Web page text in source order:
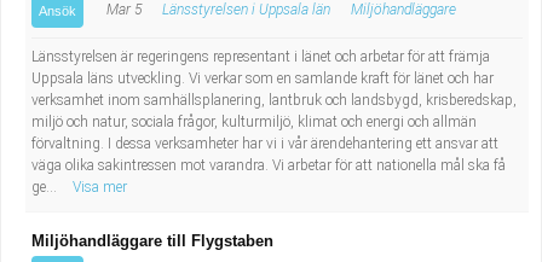
Ansök Mar 5 Länsstyrelsen i Uppsala län Miljöhandläggare
Länsstyrelsen är regeringens representant i länet och arbetar för att främja
Uppsala läns utveckling. Vi verkar som en samlande kraft för länet och har
verksamhet inom samhällsplanering, lantbruk och landsbygd, krisberedskap,
miljö och natur, sociala frågor, kulturmiljö, klimat och energi och allmän
förvaltning. I dessa verksamheter har vi i vår ärendehantering ett ansvar att
väga olika sakintressen mot varandra. Vi arbetar för att nationella mål ska få
ge...
Visa mer
Miljöhandläggare till Flygstaben